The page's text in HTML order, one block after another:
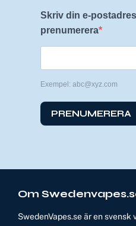
Skriv din e-
prenumerera
Exempel: abc@xyz.com
PRENUMERERA
Om
SwedenVapes.se är en